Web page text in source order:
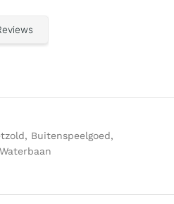
, Buitenspeelgoed,
Waterbaan